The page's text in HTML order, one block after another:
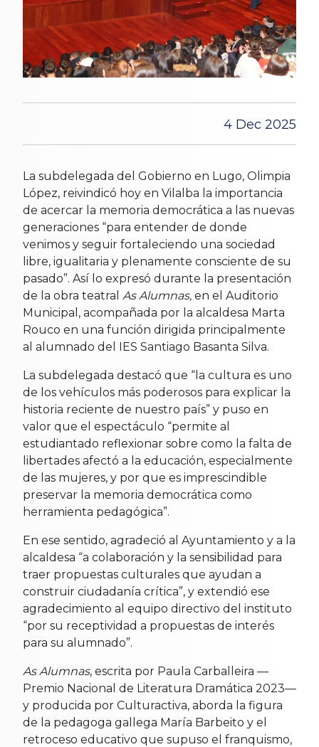
4 Dec 2025
La subdelegada del Gobierno en Lugo, Olimpia
López, reivindicó hoy en Vilalba la importancia
de acercar la memoria democrática a las nuevas
generaciones “para entender de donde
venimos y seguir fortaleciendo una sociedad
libre, igualitaria y plenamente consciente de su
pasado”. Así lo expresó durante la presentación
de la obra teatral As Alumnas, en el Auditorio
Municipal, acompañada por la alcaldesa Marta
Rouco en una función dirigida principalmente
al alumnado del IES Santiago Basanta Silva.
La subdelegada destacó que “la cultura es uno
de los vehículos más poderosos para explicar la
historia reciente de nuestro país” y puso en
valor que el espectáculo “permite al
estudiantado reflexionar sobre como la falta de
libertades afectó a la educación, especialmente
de las mujeres, y por que es imprescindible
preservar la memoria democrática como
herramienta pedagógica”.
En ese sentido, agradeció al Ayuntamiento y a la
alcaldesa “a colaboración y la sensibilidad para
traer propuestas culturales que ayudan a
construir ciudadanía crítica”, y extendió ese
agradecimiento al equipo directivo del instituto
“por su receptividad a propuestas de interés
para su alumnado”.
As Alumnas, escrita por Paula Carballeira —
Premio Nacional de Literatura Dramática 2023—
y producida por Culturactiva, aborda la figura
de la pedagoga gallega María Barbeito y el
retroceso educativo que supuso el franquismo,